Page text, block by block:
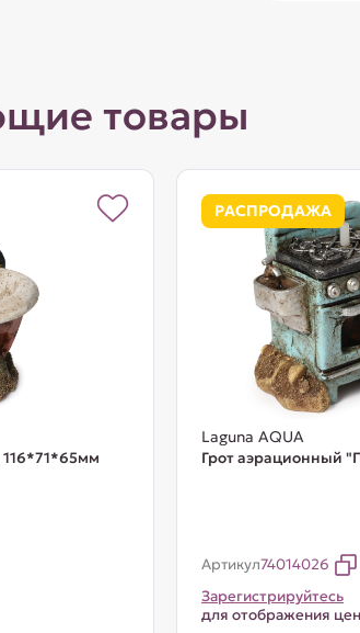
товары
РАСПРОДАЖА
Laguna AQUA
Грот аэрационный
Артикул74014026
Зарегистрируйтесь
для отображения